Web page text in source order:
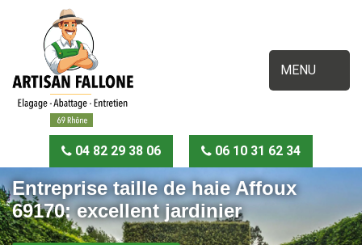
MENU
04 82 29 38 06 06 10 31 62 34
Entreprise taille de haie Affoux
69170: excellent jardinier